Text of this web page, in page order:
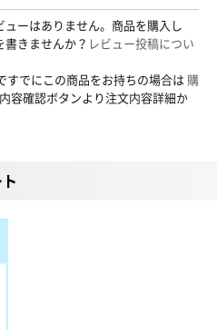
ーはありません。商品を購入し
きませんか？ レビュー投稿につい
すでにこの商品をお持ちの場合は 購
容確認ボタンより注文内容詳細か